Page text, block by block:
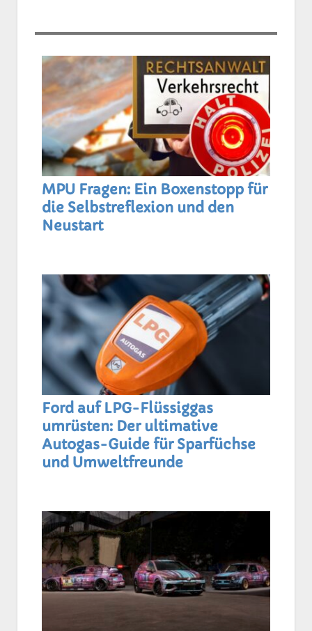
MPU Fragen: Ein Boxenstopp für
die Selbstreflexion und den
Neustart
Ford auf LPG-Flüssiggas
umrüsten: Der ultimative
Autogas-Guide für Sparfüchse
und Umweltfreunde